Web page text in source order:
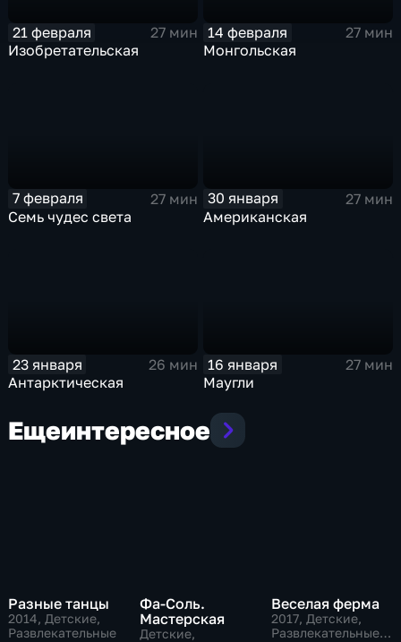
21 февраля
27 мин
Изобретательская
14 февраля
27 мин
Монгольская
7 февраля
27 мин
Семь чудес света
30 января
27 мин
Американская
23 января
26 мин
Антарктическая
16 января
27 мин
Маугли
Ещеинтересное
Разные танцы
2014, Детские,
Развлекательные
Фа-Соль.
Мастерская
Детские,
Веселая ферма
2017, Детские,
Развлекательные,